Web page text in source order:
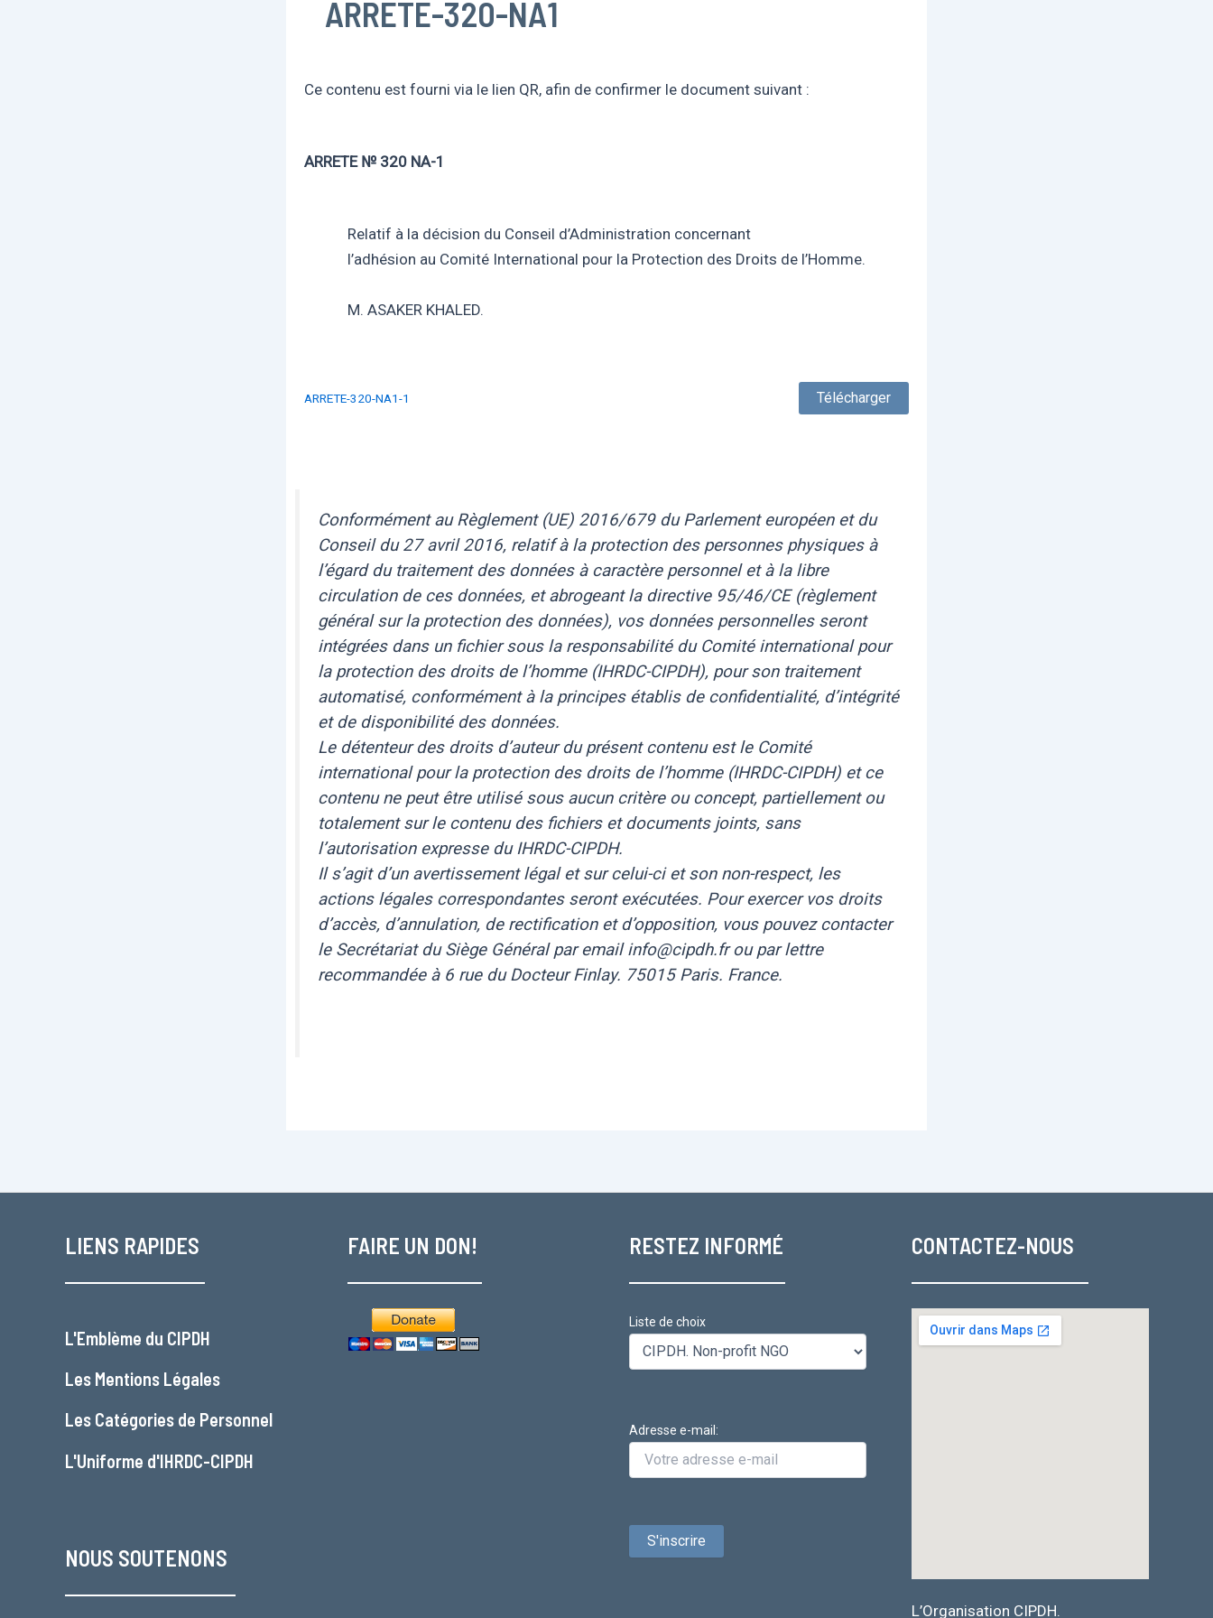
ARRETE-320-NA1
Ce contenu est fourni via le lien QR, afin de confirmer le document suivant :
ARRETE № 320 NA-1
Relatif à la décision du Conseil d’Administration concernant
l’adhésion au Comité International pour la Protection des Droits de l’Homme.
M. ASAKER KHALED.
ARRETE-320-NA1-1 Télécharger
Conformément au Règlement (UE) 2016/679 du Parlement européen et du
Conseil du 27 avril 2016, relatif à la protection des personnes physiques à
l’égard du traitement des données à caractère personnel et à la libre
circulation de ces données, et abrogeant la directive 95/46/CE (règlement
général sur la protection des données), vos données personnelles seront
intégrées dans un fichier sous la responsabilité du Comité international pour
la protection des droits de l’homme (IHRDC-CIPDH), pour son traitement
automatisé, conformément à la principes établis de confidentialité, d’intégrité
et de disponibilité des données.
Le détenteur des droits d’auteur du présent contenu est le Comité
international pour la protection des droits de l’homme (IHRDC-CIPDH) et ce
contenu ne peut être utilisé sous aucun critère ou concept, partiellement ou
totalement sur le contenu des fichiers et documents joints, sans
l’autorisation expresse du IHRDC-CIPDH.
Il s’agit d’un avertissement légal et sur celui-ci et son non-respect, les
actions légales correspondantes seront exécutées. Pour exercer vos droits
d’accès, d’annulation, de rectification et d’opposition, vous pouvez contacter
le Secrétariat du Siège Général par email info@cipdh.fr ou par lettre
recommandée à 6 rue du Docteur Finlay. 75015 Paris. France.
LIENS RAPIDES
L'Emblème du CIPDH
Les Mentions Légales
Les Catégories de Personnel
L'Uniforme d'IHRDC-CIPDH
NOUS SOUTENONS
FAIRE UN DON! RESTEZ INFORMÉ
Liste de choix
Adresse e-mail:
CONTACTEZ-NOUS
L’Organisation CIPDH.